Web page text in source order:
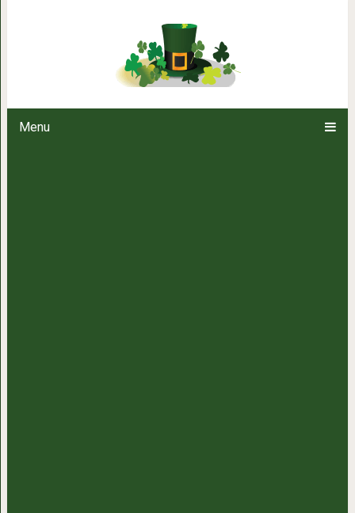
Menu
Как избавиться от привычки